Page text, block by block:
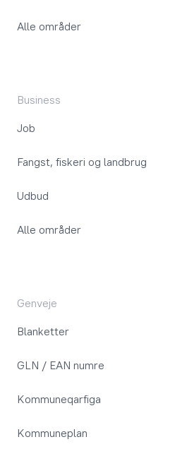
Alle områder
Business
Job
Fangst, fiskeri og landbrug
Udbud
Alle områder
Genveje
Blanketter
GLN / EAN numre
Kommuneqarfiga
Kommuneplan